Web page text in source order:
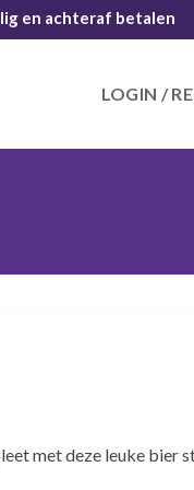
en achteraf betalen
LOGIN /
met deze leuke bier